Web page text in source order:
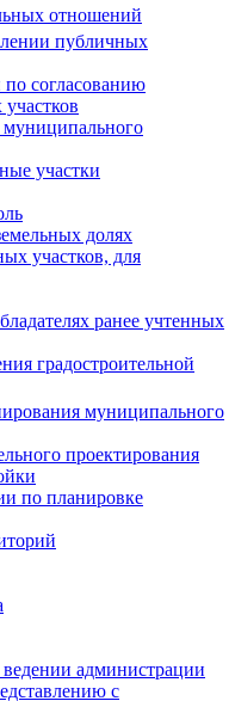
отношений
публичных
согласованию
участки
долях
участков, для
ранее учтенных
градостроительной
муниципального
проектирования
по планировке
администрации
с